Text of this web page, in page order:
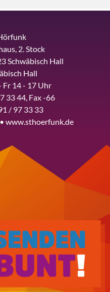
2. Stock
Schwäbisch Hall
Hall
Fr 14 - 17 Uhr
33 44, Fax -66
/ 97 33 33
www.sthoerfunk.de